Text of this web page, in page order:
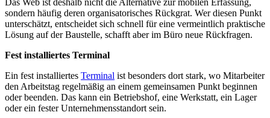
Das Web ist deshalb nicht die Alternative zur mobilen Erfassung,
sondern häufig deren organisatorisches Rückgrat. Wer diesen Punkt
unterschätzt, entscheidet sich schnell für eine vermeintlich praktische
Lösung auf der Baustelle, schafft aber im Büro neue Rückfragen.
Fest installiertes Terminal
Ein fest installiertes Terminal ist besonders dort stark, wo Mitarbeiter
den Arbeitstag regelmäßig an einem gemeinsamen Punkt beginnen
oder beenden. Das kann ein Betriebshof, eine Werkstatt, ein Lager
oder ein fester Unternehmensstandort sein.